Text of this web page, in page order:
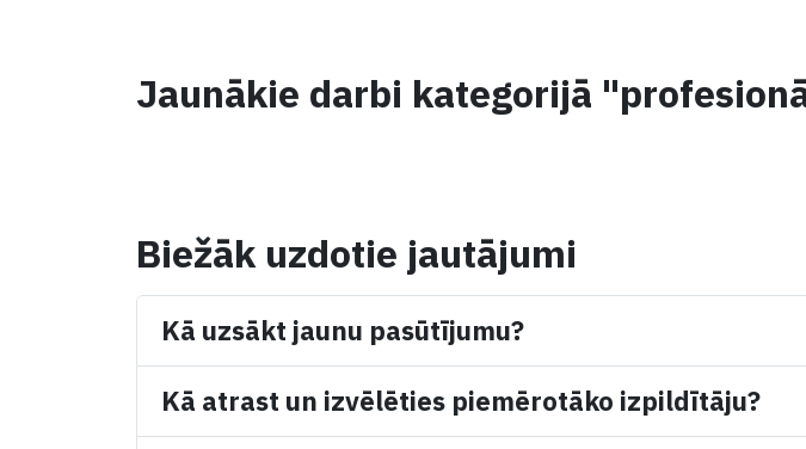
Jaunākie darbi kategorijā
Biežāk uzdotie jautājumi
Kā uzsākt jaunu pasūtījumu?
Kā atrast un izvēlēties piemērotāko izpildītāju?